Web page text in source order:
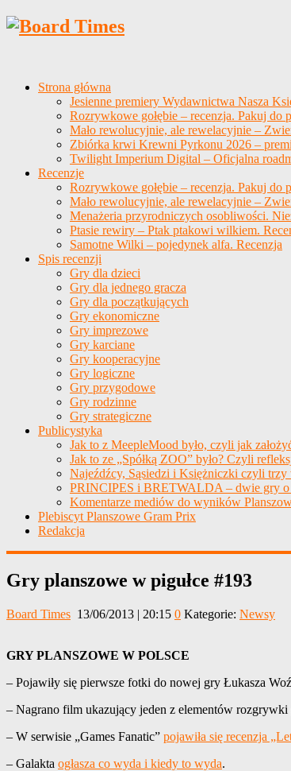
Strona główna
Jesienne premiery Wydawnictwa Nasza
Rozrywkowe gołębie – recenzja. Pakuj do
Mało rewolucyjnie, ale rewelacyjnie –
Zbiórka krwi Krewni Pyrkonu 2026 –
Twilight Imperium Digital – Oficjalna
Recenzje
Rozrywkowe gołębie – recenzja. Pakuj do
Mało rewolucyjnie, ale rewelacyjnie –
Menażeria przyrodniczych osobliwości.
Ptasie rewiry – Ptak ptakowi wilkiem.
Samotne Wilki – pojedynek alfa. Recenzja
Spis recenzji
Gry dla dzieci
Gry dla jednego gracza
Gry dla początkujących
Gry ekonomiczne
Gry imprezowe
Gry karciane
Gry kooperacyjne
Gry logiczne
Gry przygodowe
Gry rodzinne
Gry strategiczne
Publicystyka
Jak to z MeepleMood było, czyli jak
Jak to ze „Spółką ZOO” było? Czyli
Najeźdźcy, Sąsiedzi i Księżniczki czyli
PRINCIPES i BRETWALDA – dwie gry
Komentarze mediów do wyników
Plebiscyt Planszowe Gram Prix
Redakcja
Gry planszowe w pigułce #193
Board Times 13/06/2013 | 20:15 0 Kategorie: Newsy
GRY PLANSZOWE W POLSCE
– Pojawiły się pierwsze fotki do nowej gry Łukasza
– Nagrano film ukazujący jeden z elementów
– W serwisie „Games Fanatic” pojawiła się recenzja
– Galakta ogłasza co wyda i kiedy to wyda.